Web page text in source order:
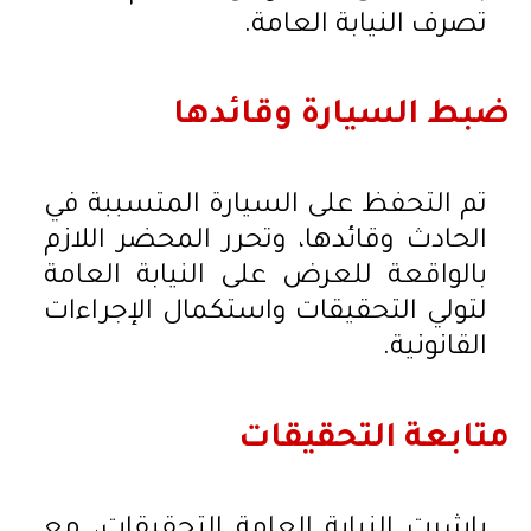
تصرف النيابة العامة.
ضبط السيارة وقائدها
تم التحفظ على السيارة المتسببة في
الحادث وقائدها، وتحرر المحضر اللازم
بالواقعة للعرض على النيابة العامة
لتولي التحقيقات واستكمال الإجراءات
القانونية.
متابعة التحقيقات